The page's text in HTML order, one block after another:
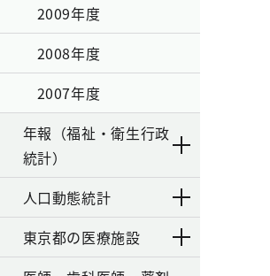
2009年度
2008年度
2007年度
年報（福祉・衛生行政
統計）
人口動態統計
東京都の医療施設